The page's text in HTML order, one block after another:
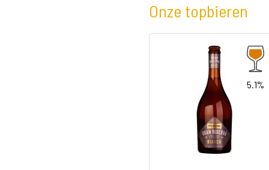
Onze topbieren
5.1%